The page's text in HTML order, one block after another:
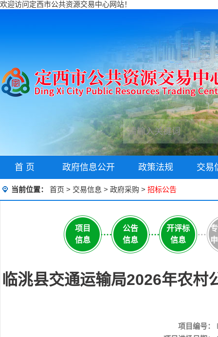
欢迎访问定西市公共资源交易中心网站！
首 页 政府信息公开 政策法规 交易
当前位置： 首页 > 交易信息 > 政府采购 > 招标公告
项目
信息
公告
信息
开评标
信息
临洮县交通运输局2026年农村
项目编号：